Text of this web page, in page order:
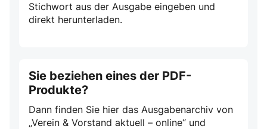
Stichwort aus der Ausgabe eingeben und
direkt herunterladen.
Sie beziehen eines der PDF-
Produkte?
Dann finden Sie hier das Ausgabenarchiv von
„Verein & Vorstand aktuell – online“ und